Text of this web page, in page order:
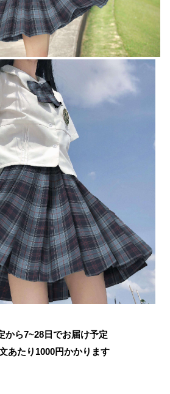
から7~28日でお届け予定
あたり 1000円かかります